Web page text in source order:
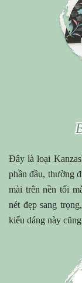
Đây là loại
phần đầu, thường
mài trên nền tối
nét đẹp sang
kiểu dáng này